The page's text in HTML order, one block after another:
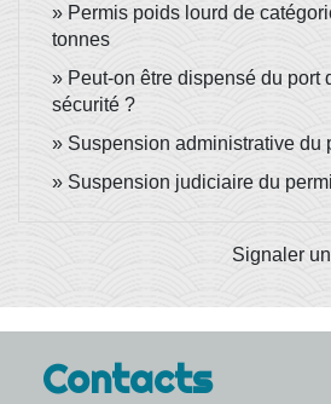
Permis poids lourd de
tonnes
Peut-on être dispensé du port
sécurité ?
Suspension administrative du
Suspension judiciaire du
Signaler
Contacts